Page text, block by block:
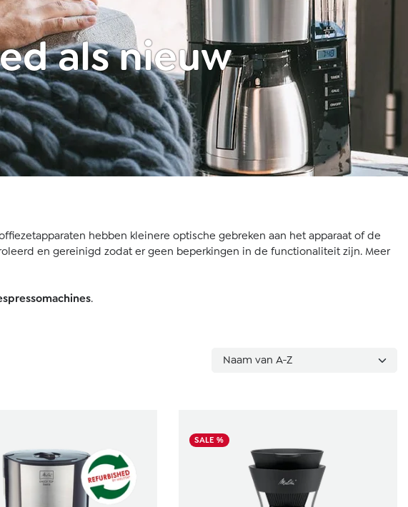
als nieuw
hebben kleinere optische gebreken aan het apparaat of de
en gereinigd zodat er geen beperkingen in de functionaliteit zijn. Meer
.
SALE %